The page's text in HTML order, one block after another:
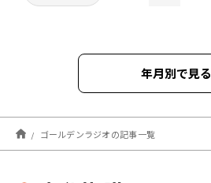
年月別で見る
2026年08月
2026年07月
ゴールデンラジオの記事一覧